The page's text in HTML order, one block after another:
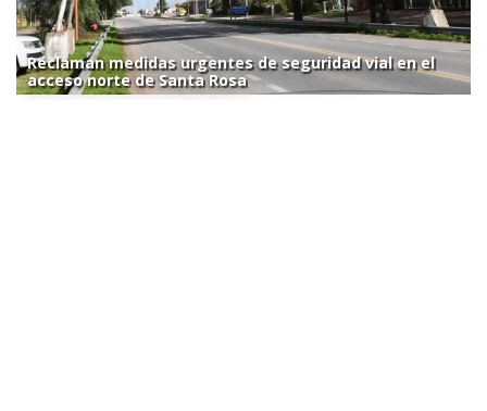
Reclaman medidas urgentes de seguridad vial en el
acceso norte de Santa Rosa